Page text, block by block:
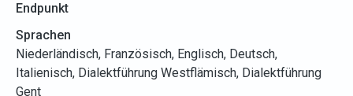
Endpunkt
Sprachen
Niederländisch, Französisch, Englisch, Deutsch,
Italienisch, Dialektführung Westflämisch, Dialektführung
Gent